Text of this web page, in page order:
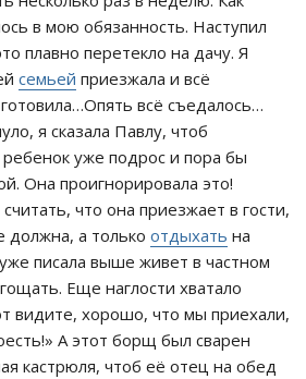
в мою обязанность. Наступил
плавно перетекло на дачу. Я
семьей приезжала и всё
всё съедалось…
я сказала Павлу, чтоб
уже подрос и пора бы
Она проигнорировала это!
что она приезжает в гости,
должна, а только отдыхать на
писала выше живет в частном
Еще наглости хватало
видите, хорошо, что мы приехали,
А этот борщ был сварен
кастрюля, чтоб её отец на обед